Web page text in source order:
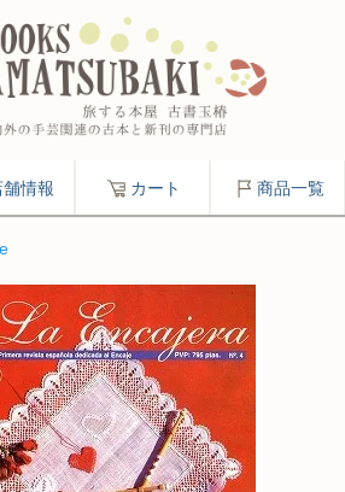
舗情報 カート 商品一覧